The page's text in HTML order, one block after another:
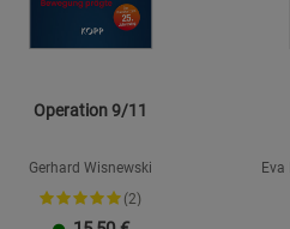
Operation 9/11
Gerhard Wisnewski
(2)